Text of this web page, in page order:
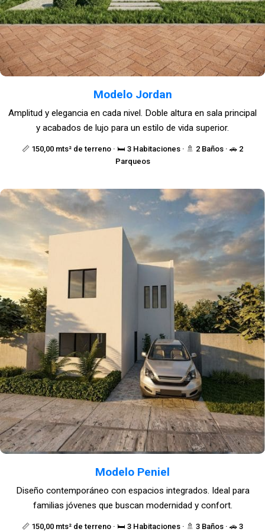
Modelo Jordan
📏 150,00 mts² de terreno · 🛏️ 3 Habitaciones · 🚿 2 Baños · 🚗 2
Parqueos
Amplitud y elegancia en cada nivel. Doble altura en sala principal
y acabados de lujo para un estilo de vida superior.
Modelo Peniel
📏 150,00 mts² de terreno · 🛏️ 3 Habitaciones · 🚿 3 Baños · 🚗 3
Diseño contemporáneo con espacios integrados. Ideal para
familias jóvenes que buscan modernidad y confort.